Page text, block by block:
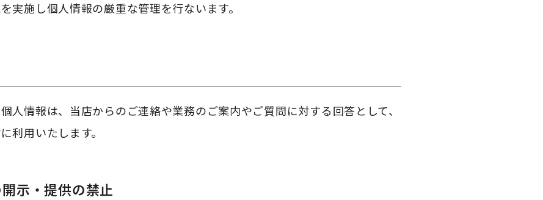
実施し個人情報の厳重な管理を行ないます。
人情報は、当店からのご連絡や業務のご案内やご質問に対する回答として、
利用いたします。
示・提供の禁止